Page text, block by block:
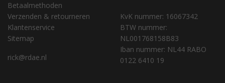
Betaalmethoden
Verzenden & retourneren
Klantenservice
Sitemap
rick@rdae.nl
KvK nummer: 16067342
BTW nummer:
NL001768158B83
Iban nummer: NL44 RABO
0122 6410 19